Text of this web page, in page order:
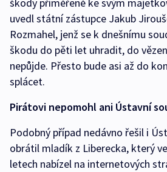
škody přiměřeně ke svým
uvedl státní zástupce Jakub
Rozmahel, jenž se k dnešnímu
škodu do pěti let uhradit, do
nepůjde. Přesto bude asi až do
splácet.
Pirátovi nepomohl ani Ústavní
Podobný případ nedávno řešil i
obrátil mladík z Liberecka, který
letech nabízel na internetových